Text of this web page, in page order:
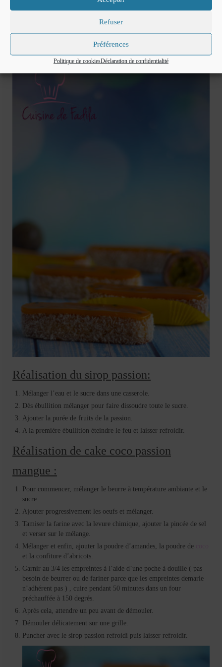
Refuser
Préférences
Politique de cookiesDéclaration de confidentialité
Réalisation du sirop passion:
Mélanger l’eau et le sucre dans une casserole.
Dès ébullition mélanger pour faire dissoudre toute le sucre.
Ajouter la purée de fruits de la passion.
A la première ébullition éteindre le feu et laisser refroidir.
Réalisation de cake coco passion
mangue :
Pour commencer, mélanger le beurre à température ambiante et le
sucre.
Ajouter progressivement les oeufs et mélanger.
Tamiser la farine avec la levure chimique, ajouter la pincée de sel
et verser sur le mélange.
Mélanger et enfin, ajouter la poudre d’amandes, la poudre de
et la confiture d’abricots.
Garnir au 3/4 les empreintes à l’aide d’une poche à douille ( pas
besoin de beurrer ou de fariner parce que les empreintes demarle
n’adhérent pas ) , cuire pendant 50 minutes dans un four
préchauffée à 150 degrés.
Après cela, attendre un peu avant de démouler.
Démouler délicatement sur une grille.
Puncher avec le sirop passion refroidi puis laisser refroidir.